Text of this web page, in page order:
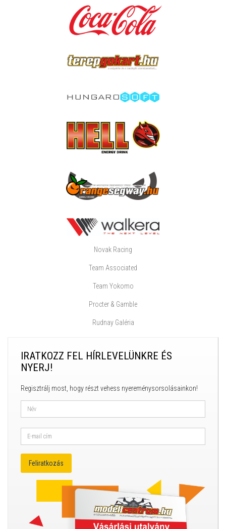
Novak Racing
Team Associated
Team Yokomo
Procter & Gamble
Rudnay Galéria
IRATKOZZ FEL HÍRLEVELÜNKRE ÉS
NYERJ!
Regisztrálj most, hogy részt vehess nyereménysorsolásainkon!